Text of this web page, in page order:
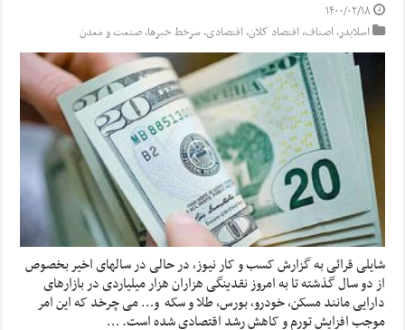
۱۴۰۰/۰۲/۱۸
اسلایدر,اصناف,اقتصاد کلان,اقتصادی,سرخط خبرها,صنعت و معدن
شایلی قرائی به گزارش کسب و کار نیوز، در حالی در سالهای اخیر بخصوص
از دو سال گذشته تا به امروز نقدینگی هزاران هزار میلیاردی در بازارهای
دارایی مانند مسکن، خودرو، بورس، طلا و سکه و… می چرخد که این امر
موجب افزایش تورم و کاهش رشد اقتصادی شده است. …